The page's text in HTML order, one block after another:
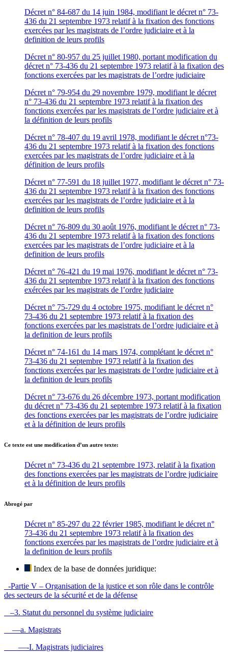
Décret n° 84-687 du 14 juin 1984, modifiant le décret n° 73-
436 du 21 septembre 1973 relatif à la fixation des fonctions
exercées par les magistrats de l’ordre judiciaire et à la
definition de leurs profils
Décret n° 80-957 du 25 juillet 1980, portant modification du
décret n° 73-436 du 21 septembre 1973 relatif à la fixation des
fonctions exercées par les magistrats de l’ordre judiciaire
Décret n° 79-954 du 29 novembre 1979, modifiant le décret
n° 73-436 du 21 septembre 1973 relatif à la fixation des
fonctions exercées par les magistrats de l’ordre judiciaire et à
la définition de leurs profils
Décret n° 78-407 du 19 avril 1978, modifiant le décret n°73-
436 du 21 septembre 1973 relatif à la fixation des fonctions
exercées par les magistrats de l’ordre judiciaire et à la
définition de leurs profils
Décret n° 77-591 du 18 juillet 1977, modifiant le décret n° 73-
436 du 21 septembre 1973 relatif à la fixation des fonctions
exercées par les magistrats de l’ordre judiciaire et à la
definition de leurs profils
Décret n° 76-809 du 30 août 1976, modifiant le décret n° 73-
436 du 21 septembre 1973 relatif à la fixation des fonctions
exercées par les magistrats de l’ordre judiciaire et à la
definition de leurs profils
Décret n° 76-421 du 19 mai 1976, modifiant le décret n° 73-
436 du 21 septembre 1973 relatif à la fixation des fonctions
exércées par les magistrats de l’ordre judiciaire
Décret n° 75-729 du 4 octobre 1975, modifiant le décret n°
73-436 du 21 septembre 1973 relatif à la fixation des
fonctions exercées par les magistrats de l’ordre judiciaire et à
la definition de leurs profils
Décret n° 74-161 du 14 mars 1974, complétant le décret n°
73-436 du 21 septembre 1973 relatif à la fixation des
fonctions exercées par les magistrats de l’ordre judiciaire et à
la definition de leurs profils
Décret n° 73-676 du 26 décembre 1973, portant modification
du décret n° 73-436 du 21 septembre 1973 relatif à la fixation
des fonctions exercées par les magistrats de l’ordre judiciaire
et à la définition de leurs profils
Ce texte est une modification d’un autre texte:
Décret n° 73-436 du 21 septembre 1973, relatif à la fixation
des fonctions exercées par les magistrats de l’ordre judiciaire
et à la définition de leurs profils
Abrogé par
Décret n° 85-297 du 22 février 1985, modifiant le décret n°
73-436 du 21 septembre 1973 relatif à la fixation des
fonctions exercées par les magistrats de l’ordre judiciaire et à
la definition de leurs profils
Index de la base de données juridique:
-Partie V – Organisation de la justice et son rôle dans le contrôle
des secteurs de la sécurité et de la défense
–3. Statut du personnel du système judiciaire
—a. Magistrats
—-I. Magistrats judiciaires